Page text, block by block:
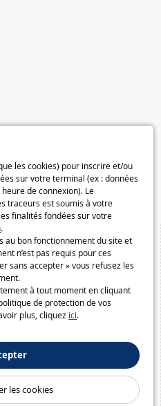
les cookies) pour inscrire et/ou
sur votre terminal (ex : données
de connexion). Le
traceurs est soumis à votre
finalités fondées sur votre
.
au bon fonctionnement du site et
n’est pas requis pour ces
sans accepter » vous refusez les
à tout moment en cliquant
de protection de vos
plus, cliquez ici.
les cookies